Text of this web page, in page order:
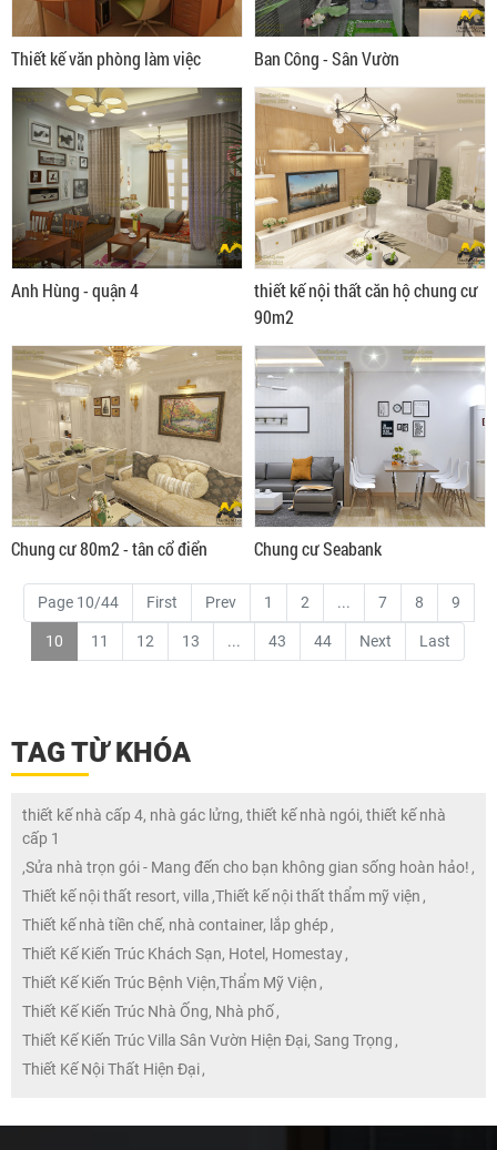
Thiết kế văn phòng làm việc Ban Công - Sân Vườn
Anh Hùng - quận 4
thiết kế nội thất căn hộ chung cư
90m2
Chung cư 80m2 - tân cổ điển Chung cư Seabank
Page 10/44 First Prev 1 2 ... 7 8 9
10 11 12 13 ... 43 44 Next Last
TAG TỪ KHÓA
thiết kế nhà cấp 4, nhà gác lửng, thiết kế nhà ngói, thiết kế nhà
cấp 1
,Sửa nhà trọn gói - Mang đến cho bạn không gian sống hoàn hảo! ,
Thiết kế nội thất resort, villa ,Thiết kế nội thất thẩm mỹ viện ,
Thiết kế nhà tiền chế, nhà container, lắp ghép ,
Thiết Kế Kiến Trúc Khách Sạn, Hotel, Homestay,
Thiết Kế Kiến Trúc Bệnh Viện,Thẩm Mỹ Viện ,
Thiết Kế Kiến Trúc Nhà Ống, Nhà phố,
Thiết Kế Kiến Trúc Villa Sân Vườn Hiện Đại, Sang Trọng ,
Thiết Kế Nội Thất Hiện Đại,